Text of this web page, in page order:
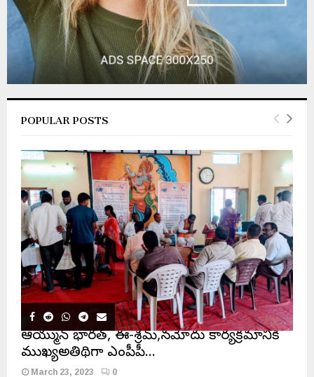
POPULAR POSTS
ఆయుష్మాన్ భారత్, ఈ-శ్రమ్,నమోదు కార్యక్రమానికి
ముఖ్యఅతిథిగా ఎంపీపీ…
March 23, 2023 0